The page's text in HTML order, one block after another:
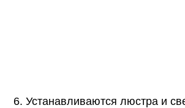
6. Устанавливаются люстра и